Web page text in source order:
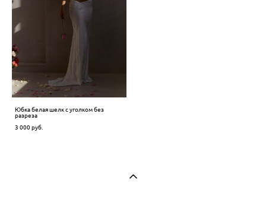
Юбка белая шелк с уголком без
разреза
3 000 pуб.